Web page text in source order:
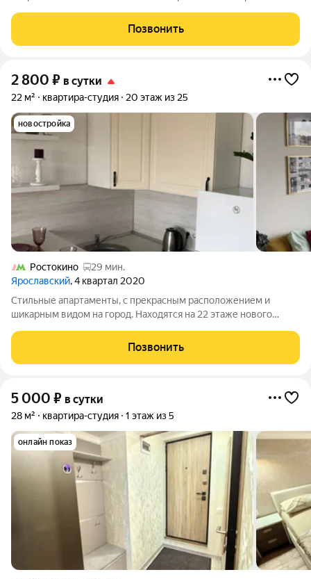
лаконичный дизайн интерьера. Бесконтактное заселение.
Позвонить
2 800 ₽ в сутки
22 м² квартира-студия 20 этаж из 25
новостройка
Ростокино
29 мин.
Ярославский, 4 квартал 2020
Стильные апартаменты, с прекрасным расположением и
шикарным видом на город. Находятся на 22 этаже нового
степенью безопасности. Небольшая но продуманная студия в
которой вы найдете все
Позвонить
5 000 ₽ в сутки
28 м² квартира-студия 1 этаж из 5
онлайн показ